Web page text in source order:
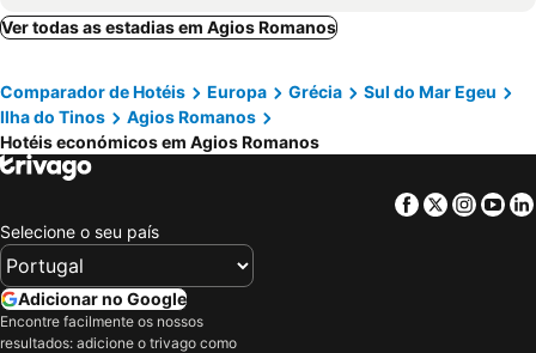
Emerald Tinos
Tinos View Apartments
Ver todas as estadias em Agios Romanos
Comparador de Hotéis Europa Grécia
Sul do Mar Egeu
Ilha do Tinos
Agios Romanos
Hotéis económicos em Agios Romanos
Facebook
Twitter
Selecione o seu país
Adicionar no Google
Encontre facilmente os nossos
resultados: adicione o trivago como